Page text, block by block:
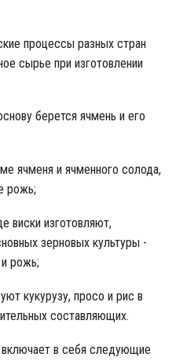
процессы разных стран
сырье при изготовлении
берется ячмень и его
ячменя и ячменного солода,
рожь;
виски изготовляют,
зерновых культуры -
рожь;
кукурузу, просо и рис в
составляющих.
в себя следующие